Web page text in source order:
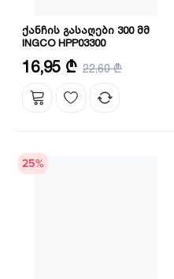
ქანჩის გასაღები 300 მმ
INGCO HPP03300
ზომა: 12"/300 მმ
მასალა: CRV
16,95 ₾ 22,60 ₾
25%